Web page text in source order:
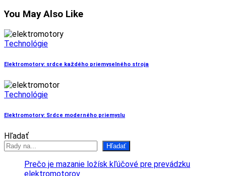
You May Also Like
Technológie
Elektromotory: srdce každého priemyselného stroja
Technológie
Elektromotory: Srdce moderného priemyslu
Hľadať
Hľadať
Prečo je mazanie ložísk kľúčové pre prevádzku
elektromotorov